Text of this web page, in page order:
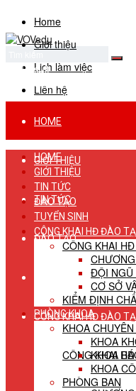
Home
Giới thiệu
Lịch làm việc
Liên hệ
No Result
View All Result
HOME
GIỚI THIỆU
TIN TỨC
ĐÀO TẠO
TUYỂN SINH
CÔNG KHAI HĐ ĐÀO
CÔNG KHAI
HOME
GIỚI THIỆU
TIN TỨC
ĐÀO TẠO
TUYỂN SINH
CÔNG KHAI HĐ ĐÀO
CÔNG KHAI
ĐỘI NGŨ
CƠ SỞ
KIỂM ĐỊNH
PHÒNG KHOA
KHOA
KHOA
KHOA
KHOA
PHÒNG BAN